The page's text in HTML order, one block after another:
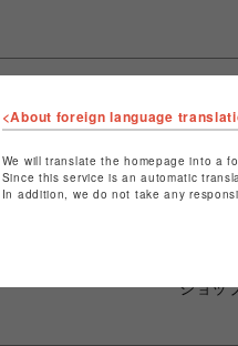
ショッ
特定
ショッ
<About foreign language
We will translate the homepage into a
Since this service is an automatic
In addition, we do not take any